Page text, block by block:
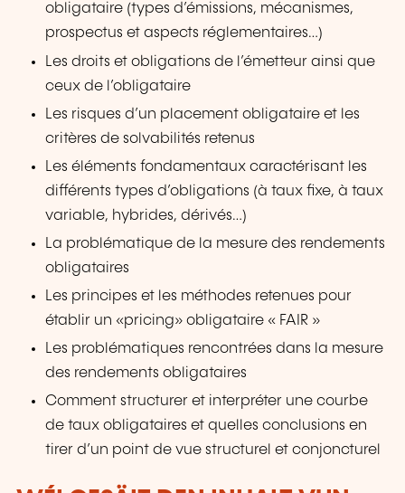
obligataire (types d’émissions, mécanismes,
prospectus et aspects réglementaires…)
Les droits et obligations de l’émetteur ainsi que
ceux de l’obligataire
Les risques d’un placement obligataire et les
critères de solvabilités retenus
Les éléments fondamentaux caractérisant les
différents types d’obligations (à taux fixe, à taux
variable, hybrides, dérivés…)
La problématique de la mesure des rendements
obligataires
Les principes et les méthodes retenues pour
établir un «pricing» obligataire « FAIR »
Les problématiques rencontrées dans la mesure
des rendements obligataires
Comment structurer et interpréter une courbe
de taux obligataires et quelles conclusions en
tirer d’un point de vue structurel et conjoncturel